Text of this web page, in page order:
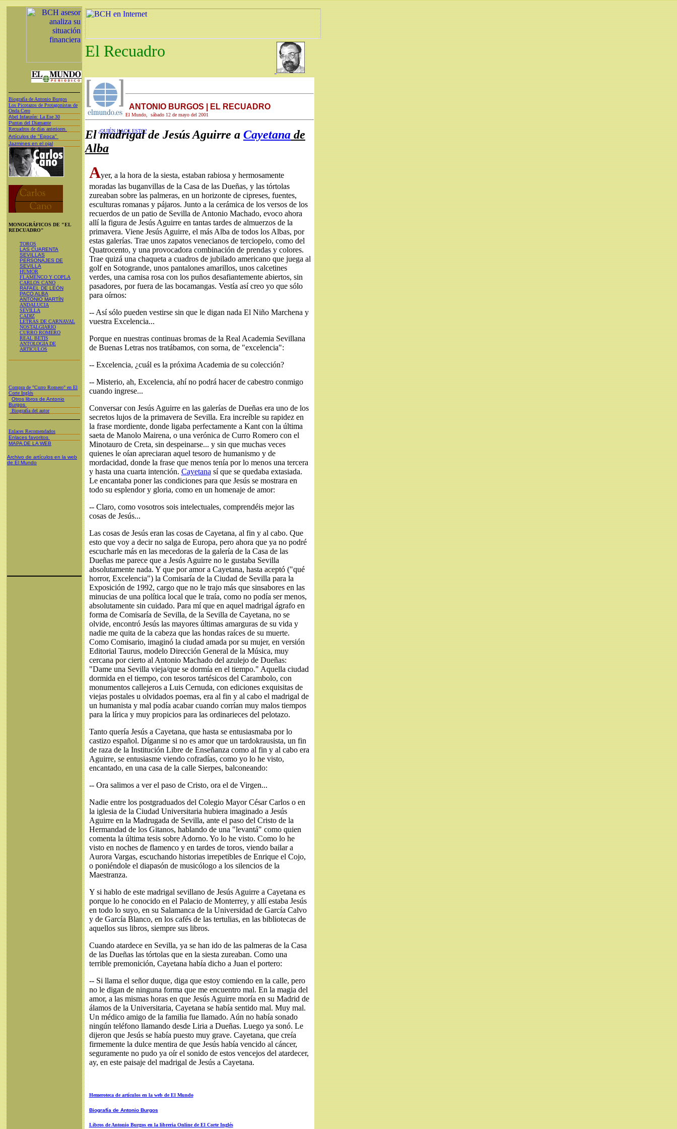
Biografía de Antonio Burgos
Los Picotazos de Protagonistas de
Onda Cero
Abel Infanzón: La Ese 30
Puntas del Diamante
Recuadros de días anteriores
Artículos de "Epoca"
Jazmines en el ojal
MONOGRÁFICOS DE "EL
REDCUADRO"
TOROS
LAS CUARENTA
SEVILLAS
PERSONAJES DE
SEVILLA
HUMOR
FLAMENCO Y COPLA
CARLOS CANO
RAFAEL DE LEÓN
PACO ALBA
ANTONIO MARTÍN
ANDALUCIA
SEVILLA
CADIZ
LETRAS DE CARNAVAL
NOSTALGIARIO
CURRO ROMERO
REAL BETIS
ANTOLOGÍA DE
ARTICULOS
Compra de "Curro Romero" en El
Corte Inglés
Otros libros de Antonio
Burgos
Biografía del autor
Enlaces Recomendados
Enlaces favoritos
MAPA DE LA WEB
Archivo de artículos en la web
de El Mundo
El Recuadro
El Mundo, sábado 12 de mayo del 2001
¿QUIÉN HACE ESTO?
ANTONIO BURGOS | EL RECUADRO
El madrigal de Jesús Aguirre a Cayetana de
Alba
Ayer, a la hora de la siesta, estaban rabiosa y hermosamente
moradas las buganvillas de la Casa de las Dueñas, y las tórtolas
zureaban sobre las palmeras, en un horizonte de cipreses, fuentes,
esculturas romanas y pájaros. Junto a la cerámica de los versos de los
recuerdos de un patio de Sevilla de Antonio Machado, evoco ahora
allí la figura de Jesús Aguirre en tantas tardes de almuerzos de la
primavera. Viene Jesús Aguirre, el más Alba de todos los Albas, por
estas galerías. Trae unos zapatos venecianos de terciopelo, como del
Quatrocento, y una provocadora combinación de prendas y colores.
Trae quizá una chaqueta a cuadros de jubilado americano que juega al
golf en Sotogrande, unos pantalones amarillos, unos calcetines
verdes, una camisa rosa con los puños desafiantemente abiertos, sin
pasadores, por fuera de las bocamangas. Vestía así creo yo que sólo
para oírnos:
-- Así sólo pueden vestirse sin que le digan nada El Niño Marchena y
vuestra Excelencia...
Porque en nuestras continuas bromas de la Real Academia Sevillana
de Buenas Letras nos tratábamos, con sorna, de "excelencia":
-- Excelencia, ¿cuál es la próxima Academia de su colección?
-- Misterio, ah, Excelencia, ahí no podrá hacer de cabestro conmigo
cuando ingrese...
Conversar con Jesús Aguirre en las galerías de Dueñas era uno de los
secretos lujos de la primavera de Sevilla. Era increíble su rapidez en
la frase mordiente, donde ligaba perfectamente a Kant con la última
saeta de Manolo Mairena, o una verónica de Curro Romero con el
Minotauro de Creta, sin despeinarse... y sin que muchas veces
quienes le oían apreciaran aquel tesoro de humanismo y de
mordacidad, donde la frase que menos tenía por lo menos una tercera
y hasta una cuarta intención. Cayetana sí que se quedaba extasiada.
Le encantaba poner las condiciones para que Jesús se mostrara en
todo su esplendor y gloria, como en un homenaje de amor:
-- Claro, como vosotros sois intelectuales, comprendéis mejor las
cosas de Jesús...
Las cosas de Jesús eran las cosas de Cayetana, al fin y al cabo. Que
esto que voy a decir no salga de Europa, pero ahora que ya no podré
escucharle más en las mecedoras de la galería de la Casa de las
Dueñas me parece que a Jesús Aguirre no le gustaba Sevilla
absolutamente nada. Y que por amor a Cayetana, hasta aceptó ("qué
horror, Excelencia") la Comisaría de la Ciudad de Sevilla para la
Exposición de 1992, cargo que no le trajo más que sinsabores en las
minucias de una política local que le traía, como no podía ser menos,
absolutamente sin cuidado. Para mí que en aquel madrigal ágrafo en
forma de Comisaría de Sevilla, de la Sevilla de Cayetana, no se
olvide, encontró Jesús las mayores últimas amarguras de su vida y
nadie me quita de la cabeza que las hondas raíces de su muerte.
Como Comisario, imaginó la ciudad amada por su mujer, en versión
Editorial Taurus, modelo Dirección General de la Música, muy
cercana por cierto al Antonio Machado del azulejo de Dueñas:
"Dame una Sevilla vieja/que se dormía en el tiempo." Aquella ciudad
dormida en el tiempo, con tesoros tartésicos del Carambolo, con
monumentos callejeros a Luis Cernuda, con ediciones exquisitas de
viejas postales u olvidados poemas, era al fin y al cabo el madrigal de
un humanista y mal podía acabar cuando corrían muy malos tiempos
para la lírica y muy propicios para las ordinarieces del pelotazo.
Tanto quería Jesús a Cayetana, que hasta se entusiasmaba por lo
castizo español. Díganme si no es amor que un tardokrausista, un fin
de raza de la Institución Libre de Enseñanza como al fin y al cabo era
Aguirre, se entusiasme viendo cofradías, como yo lo he visto,
encantado, en una casa de la calle Sierpes, balconeando:
-- Ora salimos a ver el paso de Cristo, ora el de Virgen...
Nadie entre los postgraduados del Colegio Mayor César Carlos o en
la iglesia de la Ciudad Universitaria hubiera imaginado a Jesús
Aguirre en la Madrugada de Sevilla, ante el paso del Cristo de la
Hermandad de los Gitanos, hablando de una "levantá" como quien
comenta la última tesis sobre Adorno. Yo lo he visto. Como lo he
visto en noches de flamenco y en tardes de toros, viendo bailar a
Aurora Vargas, escuchando historias irrepetibles de Enrique el Cojo,
o poniéndole el diapasón de musicólogo a los silencios de la
Maestranza.
Y si hablo de este madrigal sevillano de Jesús Aguirre a Cayetana es
porque lo he conocido en el Palacio de Monterrey, y allí estaba Jesús
en todo lo suyo, en su Salamanca de la Universidad de García Calvo
y de García Blanco, en los cafés de las tertulias, en las bibliotecas de
aquellos sus libros, siempre sus libros.
Cuando atardece en Sevilla, ya se han ido de las palmeras de la Casa
de las Dueñas las tórtolas que en la siesta zureaban. Como una
terrible premonición, Cayetana había dicho a Juan el portero:
-- Si llama el señor duque, diga que estoy comiendo en la calle, pero
no le digan de ninguna forma que me encuentro mal. En la magia del
amor, a las mismas horas en que Jesús Aguirre moría en su Madrid de
álamos de la Universitaria, Cayetana se había sentido mal. Muy mal.
Un médico amigo de la familia fue llamado. Aún no había sonado
ningún teléfono llamando desde Liria a Dueñas. Luego ya sonó. Le
dijeron que Jesús se había puesto muy grave. Cayetana, que creía
firmemente la dulce mentira de que Jesús había vencido al cáncer,
seguramente no pudo ya oír el sonido de estos vencejos del atardecer,
ay, en este paisaje del madrigal de Jesús a Cayetana.
Hemeroteca de artículos en la web de El Mundo
Biografía de Antonio Burgos
Libros de Antonio Burgos en la libreria Online de El Corte Inglés